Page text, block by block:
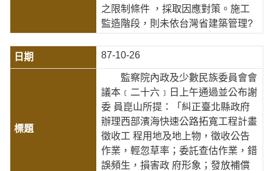
之限制條件 ，採取因應對策。施工
監造階段，則未依台灣省建築管理?
87-10-26
監察院內政及少數民族委員會會
議本﹝二十六﹞日上午通過並公布謝
委 員崑山所提：「糾正臺北縣政府
辦理西部濱海快速公路拓寬工程計畫
徵收工 程用地及地上物，徵收公告
作業，輕忽草率；委託查估作業，錯
誤頻生，損害政 府形象；發放補償